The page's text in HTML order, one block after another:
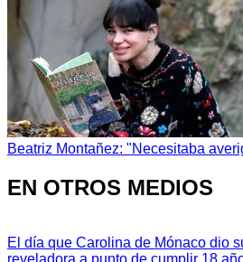
Beatriz Montañez: "Necesitaba
EN OTROS MEDIOS
El día que Carolina de Mónaco dio
reveladora a punto de cumplir 18